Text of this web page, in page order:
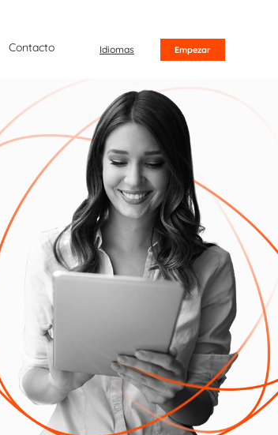
Contacto Idiomas Empezar